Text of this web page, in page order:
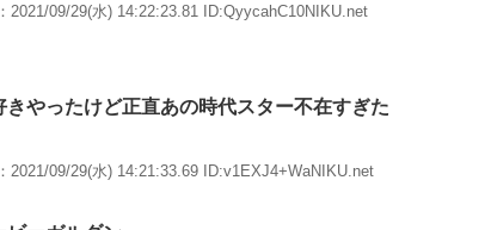
：2021/09/29(水) 14:22:23.81 ID:QyycahC10NIKU.net
きやったけど正直あの時代スター不在すぎた
：2021/09/29(水) 14:21:33.69 ID:v1EXJ4+WaNIKU.net